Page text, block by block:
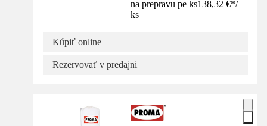
na prepravu pe ks138,32 €*/
ks
Kúpiť online
Rezervovať v predajni